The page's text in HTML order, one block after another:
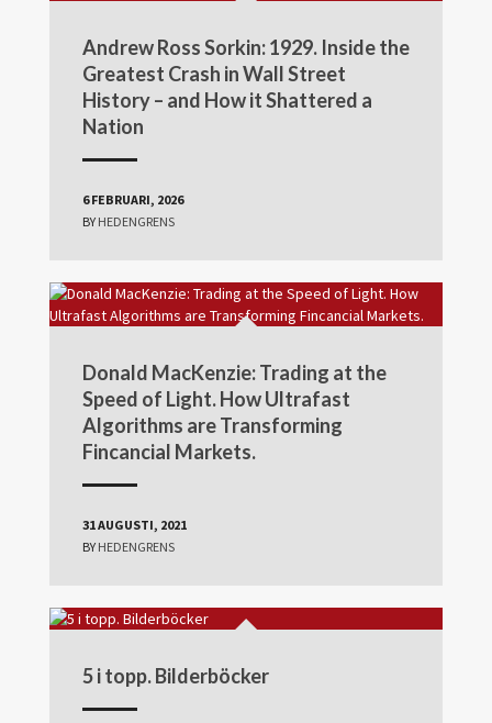
Andrew Ross Sorkin: 1929. Inside the
Greatest Crash in Wall Street
History – and How it Shattered a
Nation
6 FEBRUARI, 2026
BY HEDENGRENS
Donald MacKenzie: Trading at the
Speed of Light. How Ultrafast
Algorithms are Transforming
Fincancial Markets.
31 AUGUSTI, 2021
BY HEDENGRENS
5 i topp. Bilderböcker